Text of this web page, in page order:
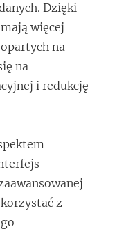
Dzięki
więcej
na
na
i redukcję
z